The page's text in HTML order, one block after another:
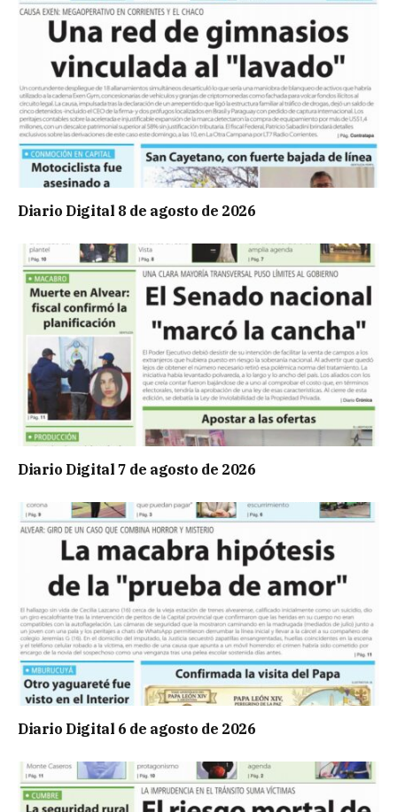
Diario Digital 8 de agosto de 2026
Diario Digital 7 de agosto de 2026
Diario Digital 6 de agosto de 2026